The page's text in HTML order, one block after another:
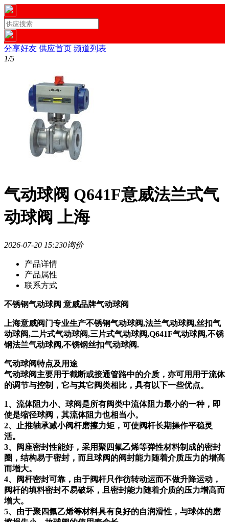
分享好友 供应首页 频道列表
1/5
气动球阀 Q641F意威法兰式气
动球阀 上海
2026-07-20 15:230询价
产品详情
产品属性
联系方式
不锈钢气动球阀 意威品牌气动球阀
上海意威阀门专业生产不锈钢气动球阀,法兰气动球阀,丝扣气
动球阀,二片式气动球阀,三片式气动球阀,Q641F气动球阀,不锈
钢法兰气动球阀,不锈钢丝扣气动球阀.
气动球阀特点及用途
气动球阀主要用于截断或接通管路中的介质，亦可用用于流体
的调节与控制，它与其它阀类相比，具有以下一些优点。
1、流体阻力小、球阀是所有阀类中流体阻力最小的一种，即
使是缩径球阀，其流体阻力也相当小。
2、止推轴承减小阀杆磨擦力矩，可使阀杆长期操作平稳灵
活。
3、阀座密封性能好，采用聚四氟乙烯等弹性材料制成的密封
圈，结构易于密封，而且球阀的阀封能力随着介质压力的增高
而增大。
4、阀杆密封可靠，由于阀杆只作彷转动运而不做升降运动，
阀杆的填料密封不易破坏，且密封能力随着介质的压力增高而
增大。
5、由于聚四氟乙烯等材料具有良好的自润滑性，与球体的磨